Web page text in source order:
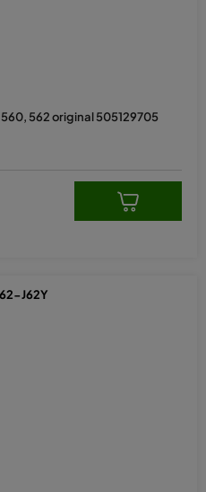
562 original 505129705
J62Y